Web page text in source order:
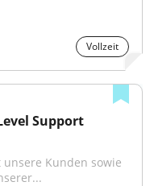
Vollzeit
Support
Kunden sowie